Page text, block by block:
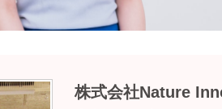
株式会社Nature